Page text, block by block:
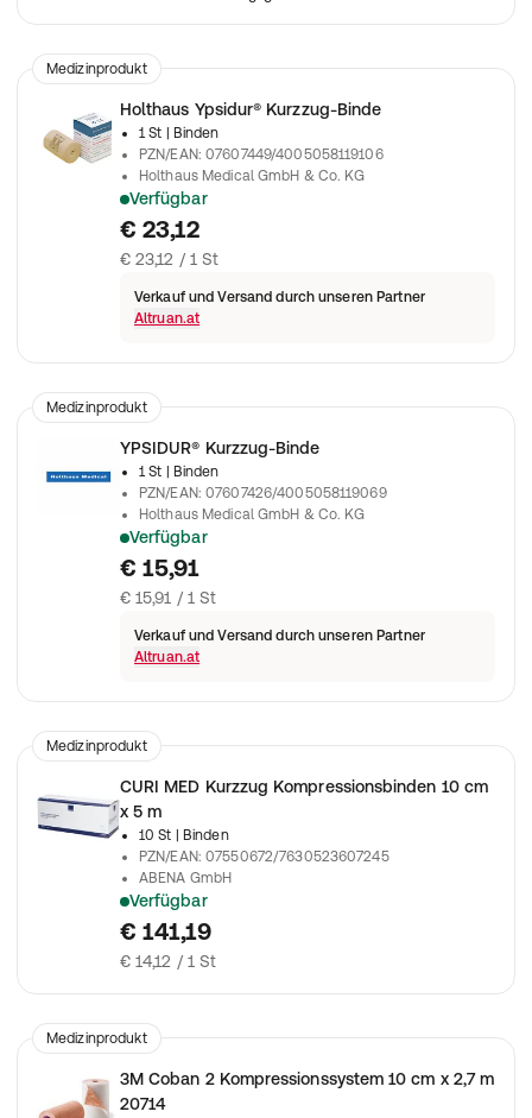
Medizinprodukt
Holthaus Ypsidur® Kurzzug-Binde
1 St
| Binden
PZN/EAN:07607449/4005058119106
Holthaus Medical GmbH & Co. KG
Verfügbar
Zur Versorgung von Wunden
€ 23,12
€ 23,12 / 1 St
Verkauf und Versand durch unseren Partner
Altruan.at
Medizinprodukt
YPSIDUR® Kurzzug-Binde
1 St
| Binden
PZN/EAN:07607426/4005058119069
Holthaus Medical GmbH & Co. KG
Verfügbar
KURZZUGBINDE Ypsidur 6 cmx5 m
€ 15,91
€ 15,91 / 1 St
Verkauf und Versand durch unseren Partner
Altruan.at
Medizinprodukt
CURI MED Kurzzug Kompressionsbinden 10 cm
x 5 m
10 St
| Binden
PZN/EAN:07550672/7630523607245
ABENA GmbH
Verfügbar
Zur festen Fixierung eines Kompressionsverbandes
€ 141,19
€ 14,12 / 1 St
Medizinprodukt
3M Coban 2 Kompressionssystem 10 cm x 2,7 m
20714